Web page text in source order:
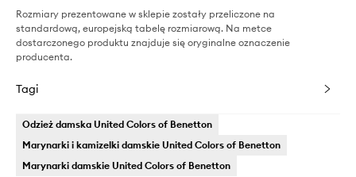
Rozmiary prezentowane w sklepie zostały przeliczone na
standardową, europejską tabelę rozmiarową. Na metce
dostarczonego produktu znajduje się oryginalne oznaczenie
producenta.
Tagi
Odzież damska United Colors of Benetton
Marynarki i kamizelki damskie United Colors of Benetton
Marynarki damskie United Colors of Benetton